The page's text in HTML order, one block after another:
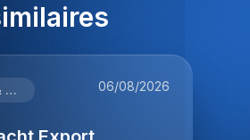
Supply Chain, Logistics & Procurement 06/08/2026